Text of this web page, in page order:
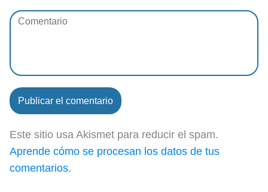
Este sitio usa Akismet para reducir el spam.
Aprende cómo se procesan los datos de tus
comentarios.